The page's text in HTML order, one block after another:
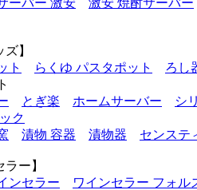
ーバー 激安
激安 焼酎サーバー
】
ト らくゆ パスタポット
ろし
ト
とぎ楽 ホームサーバー
シ
ク
漬物 容器 漬物器 センステ
ー】
ンセラー
ワインセラー フォル